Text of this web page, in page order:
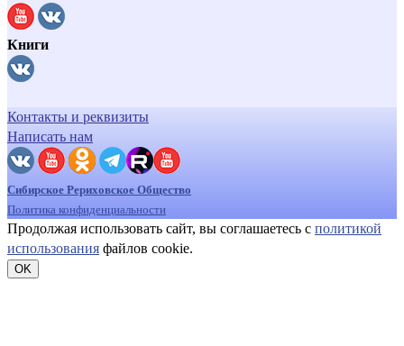
Книги
Контакты и реквизиты
Написать нам
Сибирское Рериховское Общество
Политика конфиденциальности
Продолжая использовать сайт, вы соглашаетесь с политикой
использования файлов cookie.
OK